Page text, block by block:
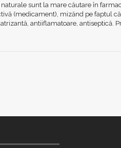
naturale sunt la mare căutare în
(medicament), mizănd pe faptul că
antiiflamatoare, antiseptică.